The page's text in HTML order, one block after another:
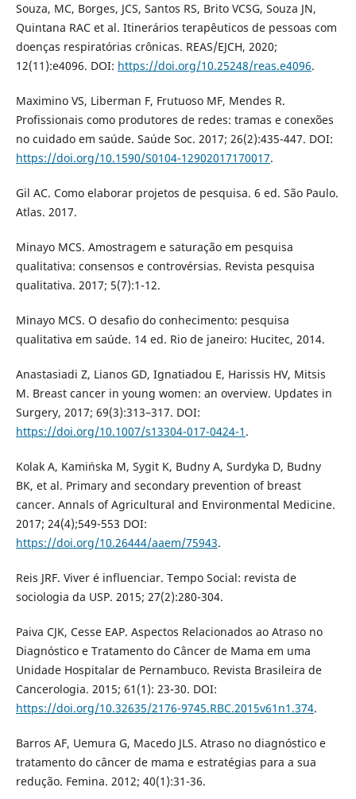
Souza, MC, Borges, JCS, Santos RS, Brito VCSG, Souza JN,
Quintana RAC et al. Itinerários terapêuticos de pessoas com
doenças respiratórias crônicas. REAS/EJCH, 2020;
12(11):e4096. DOI: https://doi.org/10.25248/reas.e4096.
Maximino VS, Liberman F, Frutuoso MF, Mendes R.
Profissionais como produtores de redes: tramas e conexões
no cuidado em saúde. Saúde Soc. 2017; 26(2):435-447. DOI:
https://doi.org/10.1590/S0104-12902017170017.
Gil AC. Como elaborar projetos de pesquisa. 6 ed. São Paulo.
Atlas. 2017.
Minayo MCS. Amostragem e saturação em pesquisa
qualitativa: consensos e controvérsias. Revista pesquisa
qualitativa. 2017; 5(7):1-12.
Minayo MCS. O desafio do conhecimento: pesquisa
qualitativa em saúde. 14 ed. Rio de janeiro: Hucitec, 2014.
Anastasiadi Z, Lianos GD, Ignatiadou E, Harissis HV, Mitsis
M. Breast cancer in young women: an overview. Updates in
Surgery, 2017; 69(3):313–317. DOI:
https://doi.org/10.1007/s13304-017-0424-1 .
Kolak A, Kamińska M, Sygit K, Budny A, Surdyka D, Budny
BK, et al. Primary and secondary prevention of breast
cancer. Annals of Agricultural and Environmental Medicine.
2017; 24(4);549-553 DOI:
https://doi.org/10.26444/aaem/75943.
Reis JRF. Viver é influenciar. Tempo Social: revista de
sociologia da USP. 2015; 27(2):280-304.
Paiva CJK, Cesse EAP. Aspectos Relacionados ao Atraso no
Diagnóstico e Tratamento do Câncer de Mama em uma
Unidade Hospitalar de Pernambuco. Revista Brasileira de
Cancerologia. 2015; 61(1): 23-30. DOI:
https://doi.org/10.32635/2176-9745.RBC.2015v61n1.374.
Barros AF, Uemura G, Macedo JLS. Atraso no diagnóstico e
tratamento do câncer de mama e estratégias para a sua
redução. Femina. 2012; 40(1):31-36.